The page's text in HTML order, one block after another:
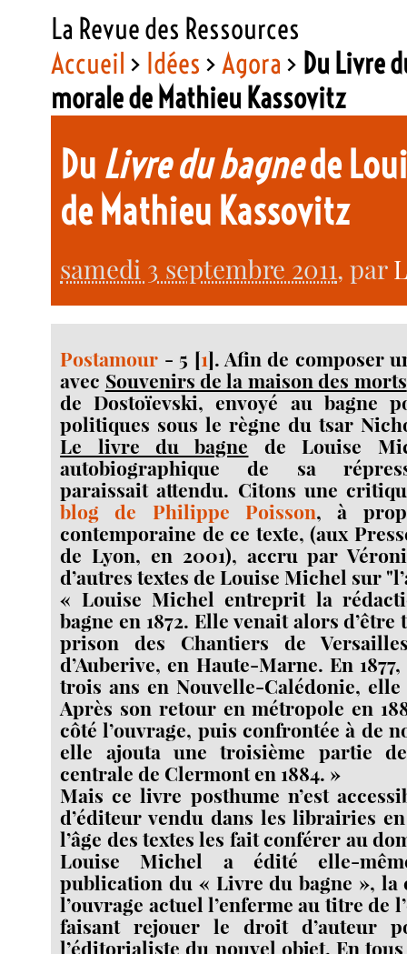
La Revue des Ressources
Accueil > Idées >Agora > Du Livre
morale de Mathieu Kassovitz
Du Livre du bagnede
de Mathieu Kassovitz
samedi 3 septembre 2011, par
Postamour - 5 [1]. Afin de composer
avec Souvenirs de la maison des morts
de Dostoïevski, envoyé au bagne
politiques sous le règne du tsar
Le livre du bagne de Louise
autobiographique de sa
paraissait attendu. Citons une
blog de Philippe Poisson, à
contemporaine de ce texte, (aux
de Lyon, en 2001), accru par
d’autres textes de Louise Michel sur
« Louise Michel entreprit la
bagne en 1872. Elle venait alors
prison des Chantiers de
d’Auberive, en Haute-Marne. En
trois ans en Nouvelle-Calédonie,
Après son retour en métropole en
côté l’ouvrage, puis confrontée à de
elle ajouta une troisième partie
centrale de Clermont en 1884. »
Mais ce livre posthume n’est
d’éditeur vendu dans les librairies
l’âge des textes les fait conférer au
Louise Michel a édité elle-
publication du « Livre du bagne », la
l’ouvrage actuel l’enferme au titre de
faisant rejouer le droit d’auteur
l’éditorialiste du nouvel objet. En